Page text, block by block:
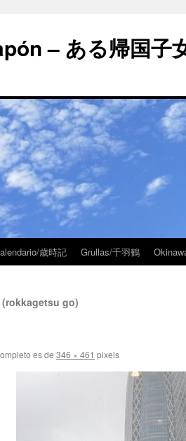
– ある帰国子
歳時記 Grullas/千羽鶴
(rokkagetsu go)
es de 346 × 461 pixels